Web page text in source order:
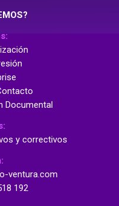
Documental
y correctivos
ventura.com
192